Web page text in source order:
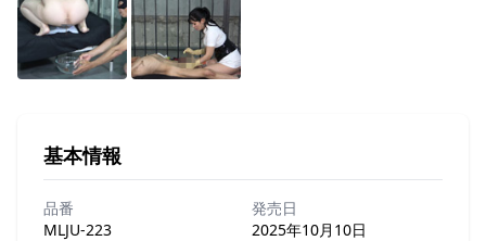
基本情報
品番
MLJU-223
発売日
2025年10月10日